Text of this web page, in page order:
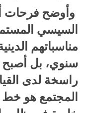
وأوضح فرحات
السيسي
مناسباتهم
سنوي، بل أصبح
راسخة لدى
المجتمع هو خط